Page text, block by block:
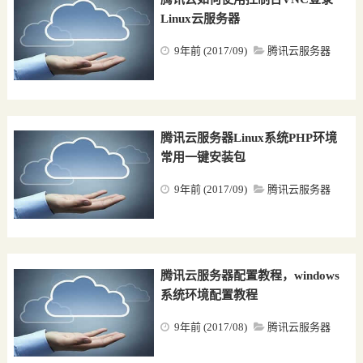
Linux云服务器
腾讯云服务器
9年前 (2017/09)
腾讯云服务器Linux系统PHP环境
常用一键安装包
腾讯云服务器
9年前 (2017/09)
腾讯云服务器配置教程，windows
系统环境配置教程
腾讯云服务器
9年前 (2017/08)